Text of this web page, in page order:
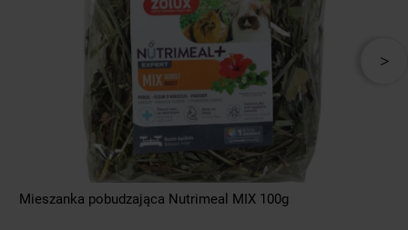
Mieszanka pobudzająca Nutrimeal MIX 100g